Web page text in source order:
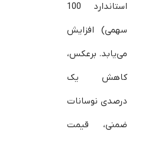
استاندارد 100
سهمی) افزایش
می‌یابد. برعکس،
کاهش یک
درصدی نوسانات
ضمنی، قیمت